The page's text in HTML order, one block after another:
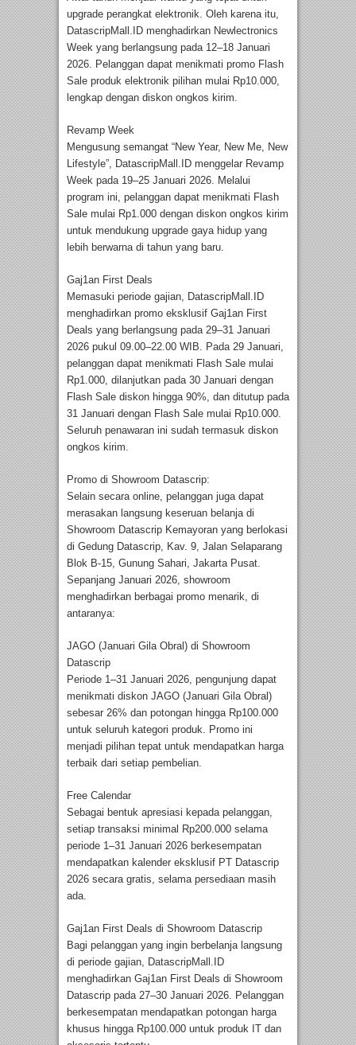
upgrade perangkat elektronik. Oleh karena itu,
DatascripMall.ID menghadirkan Newlectronics
Week yang berlangsung pada 12–18 Januari
2026. Pelanggan dapat menikmati promo Flash
Sale produk elektronik pilihan mulai Rp10.000,
lengkap dengan diskon ongkos kirim.
Revamp Week
Mengusung semangat “New Year, New Me, New
Lifestyle”, DatascripMall.ID menggelar Revamp
Week pada 19–25 Januari 2026. Melalui
program ini, pelanggan dapat menikmati Flash
Sale mulai Rp1.000 dengan diskon ongkos kirim
untuk mendukung upgrade gaya hidup yang
lebih berwarna di tahun yang baru.
Gaj1an First Deals
Memasuki periode gajian, DatascripMall.ID
menghadirkan promo eksklusif Gaj1an First
Deals yang berlangsung pada 29–31 Januari
2026 pukul 09.00–22.00 WIB. Pada 29 Januari,
pelanggan dapat menikmati Flash Sale mulai
Rp1.000, dilanjutkan pada 30 Januari dengan
Flash Sale diskon hingga 90%, dan ditutup pada
31 Januari dengan Flash Sale mulai Rp10.000.
Seluruh penawaran ini sudah termasuk diskon
ongkos kirim.
Promo di Showroom Datascrip:
Selain secara online, pelanggan juga dapat
merasakan langsung keseruan belanja di
Showroom Datascrip Kemayoran yang berlokasi
di Gedung Datascrip, Kav. 9, Jalan Selaparang
Blok B-15, Gunung Sahari, Jakarta Pusat.
Sepanjang Januari 2026, showroom
menghadirkan berbagai promo menarik, di
antaranya:
JAGO (Januari Gila Obral) di Showroom
Datascrip
Periode 1–31 Januari 2026, pengunjung dapat
menikmati diskon JAGO (Januari Gila Obral)
sebesar 26% dan potongan hingga Rp100.000
untuk seluruh kategori produk. Promo ini
menjadi pilihan tepat untuk mendapatkan harga
terbaik dari setiap pembelian.
Free Calendar
Sebagai bentuk apresiasi kepada pelanggan,
setiap transaksi minimal Rp200.000 selama
periode 1–31 Januari 2026 berkesempatan
mendapatkan kalender eksklusif PT Datascrip
2026 secara gratis, selama persediaan masih
ada.
Gaj1an First Deals di Showroom Datascrip
Bagi pelanggan yang ingin berbelanja langsung
di periode gajian, DatascripMall.ID
menghadirkan Gaj1an First Deals di Showroom
Datascrip pada 27–30 Januari 2026. Pelanggan
berkesempatan mendapatkan potongan harga
khusus hingga Rp100.000 untuk produk IT dan